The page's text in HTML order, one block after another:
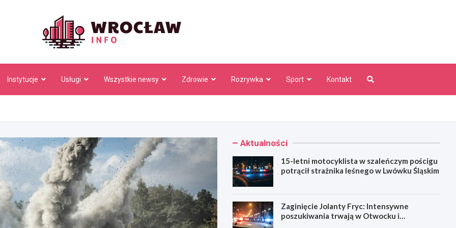
Instytucje Usługi Wszystkie newsy Zdrowie Rozrywka Sport Kontakt
Aktualności
15-letni motocyklista w szaleńczym pościgu
potrącił strażnika leśnego w Lwówku Śląskim
Zaginięcie Jolanty Fryc: Intensywne
poszukiwania trwają w Otwocku i